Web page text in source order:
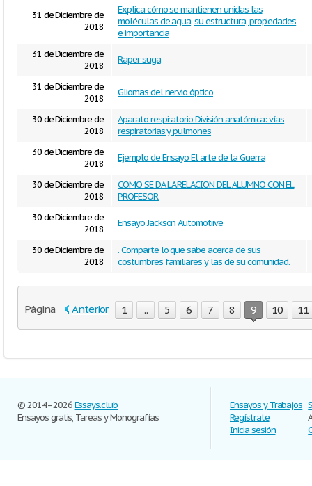
31 de Diciembre de
2018
Explica cómo se mantienen unidas las
moléculas de agua, su estructura, propiedades
e importancia
31 de Diciembre de
2018
Raper suga
31 de Diciembre de
2018
Gliomas del nervio óptico
30 de Diciembre de
2018
Aparato respiratorio División anatómica: vías
respiratorias y pulmones
30 de Diciembre de
2018
Ejemplo de Ensayo El arte de la Guerra
30 de Diciembre de
2018
COMO SE DA LA RELACION DEL ALUMNO CON EL
PROFESOR.
30 de Diciembre de
2018
Ensayo Jackson Automotiive
30 de Diciembre de
2018
. Comparte lo que sabe acerca de sus
costumbres familiares y las de su comunidad.
Página Anterior 1 ... 5 6 7 8 9 10 11
© 2014–2026Essays.club
Ensayos gratis, Tareas y Monografías
Ensayos y Trabajos
Regístrate
Inicia sesión